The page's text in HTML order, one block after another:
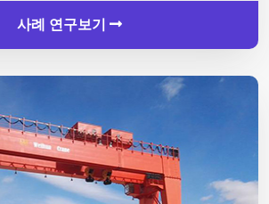
사례 연구보기